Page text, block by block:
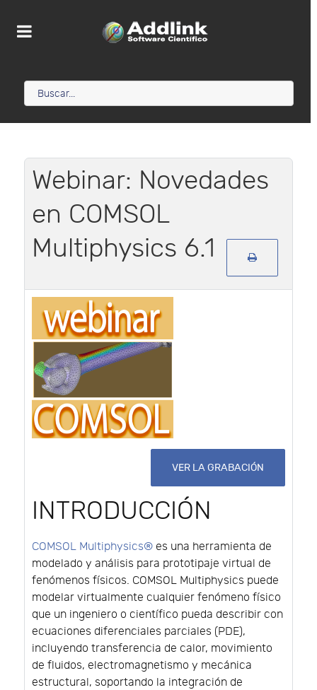
Webinar: Novedades
en COMSOL
Multiphysics 6.1
VER LA GRABACIÓN
INTRODUCCIÓN
COMSOL Multiphysics® es una herramienta de
modelado y análisis para prototipaje virtual de
fenómenos físicos. COMSOL Multiphysics puede
modelar virtualmente cualquier fenómeno físico
que un ingeniero o científico pueda describir con
ecuaciones diferenciales parciales (PDE),
incluyendo transferencia de calor, movimiento
de fluidos, electromagnetismo y mecánica
estructural, soportando la integración de